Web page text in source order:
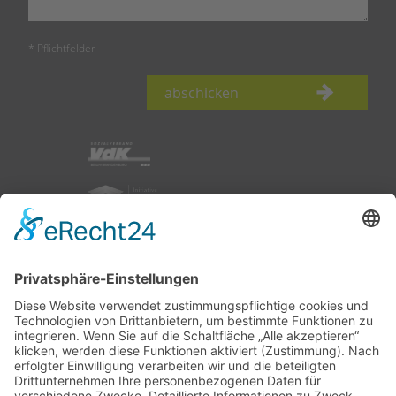
* Pflichtfelder
abschicken